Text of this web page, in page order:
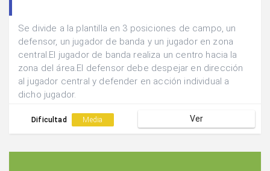
Se divide a la plantilla en 3 posiciones de campo, un
defensor, un jugador de banda y un jugador en zona
central.El jugador de banda realiza un centro hacia la
zona del área.El defensor debe despejar en dirección
al jugador central y defender en acción individual a
dicho jugador.
Dificultad Media Ver